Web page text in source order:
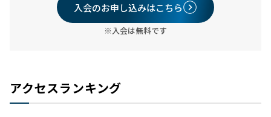
入会のお申し込みはこちら
※入会は無料です
アクセスランキング